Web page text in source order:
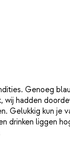
Genoeg
hadden
Gelukkig kun
drinken liggen